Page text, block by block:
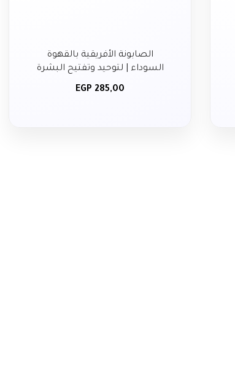
الصابونة الأفريقية بالقهوة
السوداء | لتوحيد وتفتيح البشرة
EGP 285,00